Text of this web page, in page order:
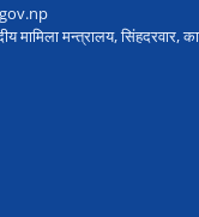
मामिला मन्त्रालय, सिंहदरवार,